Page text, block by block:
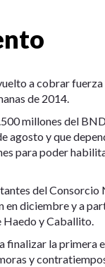
a cobrar fuerza
de 2014.
millones del
agosto y que
para poder
del Consorcio
diciembre y a
Haedo y Caballito.
finalizar la primera
y